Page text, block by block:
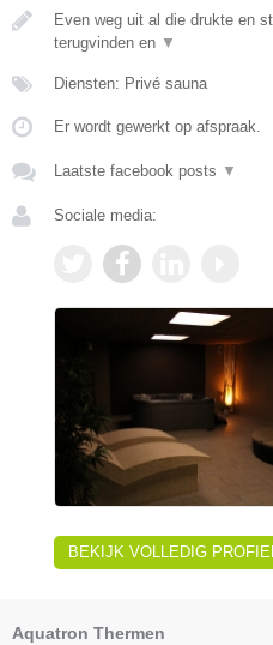
Even weg uit al die drukte en
terugvinden en ▼
Diensten: Privé sauna
Er wordt gewerkt op afspraak.
Laatste facebook posts ▼
Sociale media:
BEKIJK VOLLEDIG PROFIEL
Aquatron Thermen